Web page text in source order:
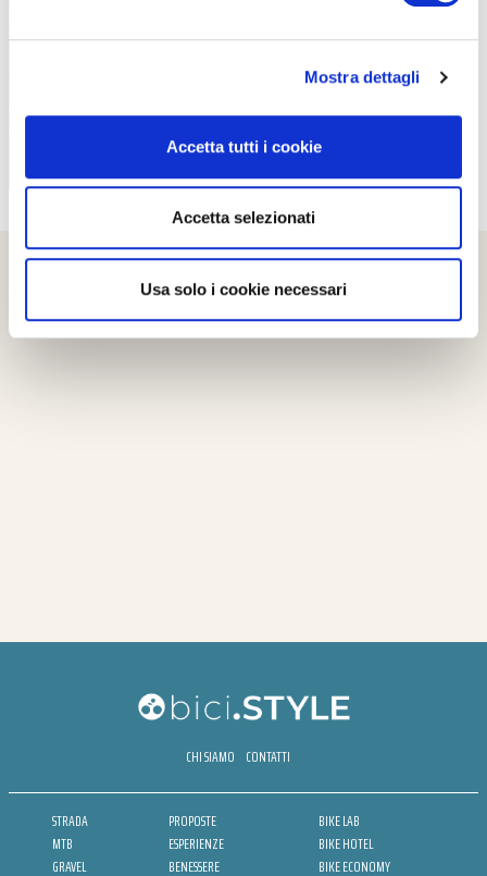
Mostra dettagli
Accetta tutti i cookie
Accetta selezionati
Usa solo i cookie necessari
CHI SIAMO CONTATTI
STRADA
MTB
GRAVEL
PROPOSTE
ESPERIENZE
BENESSERE
BIKE LAB
BIKE HOTEL
BIKE ECONOMY